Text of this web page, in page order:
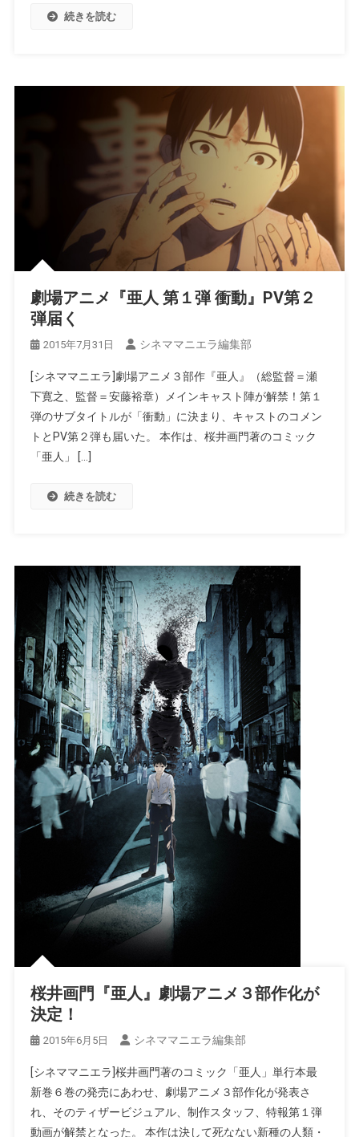
続きを読む
劇場アニメ『亜人 第１弾 衝動』PV第２
弾届く
2015年7月31日 シネママニエラ編集部
[シネママニエラ]劇場アニメ３部作『亜人』（総監督＝瀬
下寛之、監督＝安藤裕章）メインキャスト陣が解禁！第１
弾のサブタイトルが「衝動」に決まり、キャストのコメン
トとPV第２弾も届いた。 本作は、桜井画門著のコミック
「亜人」 […]
続きを読む
桜井画門『亜人』劇場アニメ３部作化が
決定！
2015年6月5日 シネママニエラ編集部
[シネママニエラ]桜井画門著のコミック「亜人」単行本最
新巻６巻の発売にあわせ、劇場アニメ３部作化が発表さ
れ、そのティザービジュアル、制作スタッフ、特報第１弾
動画が解禁となった。 本作は決して死なない新種の人類・